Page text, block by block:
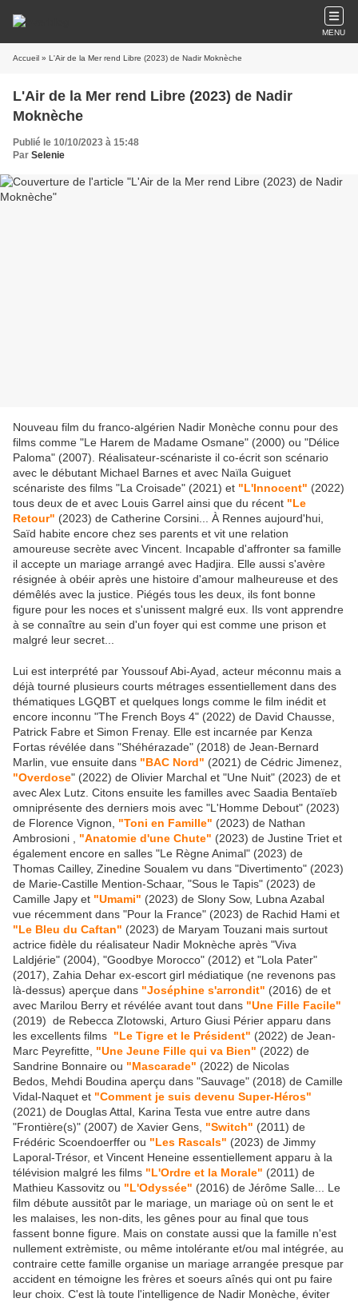
MENU
Accueil » L'Air de la Mer rend Libre (2023) de Nadir Moknèche
L'Air de la Mer rend Libre (2023) de Nadir
Moknèche
Publié le 10/10/2023 à 15:48
Par Selenie
Nouveau film du franco-algérien Nadir Monèche connu pour des
films comme "Le Harem de Madame Osmane" (2000) ou "Délice
Paloma" (2007). Réalisateur-scénariste il co-écrit son scénario
avec le débutant Michael Barnes et avec Naïla Guiguet
scénariste des films "La Croisade" (2021) et "L'Innocent" (2022)
tous deux de et avec Louis Garrel ainsi que du récent "Le
Retour" (2023) de Catherine Corsini... À Rennes aujourd'hui,
Saïd habite encore chez ses parents et vit une relation
amoureuse secrète avec Vincent. Incapable d'affronter sa famille
il accepte un mariage arrangé avec Hadjira. Elle aussi s'avère
résignée à obéir après une histoire d'amour malheureuse et des
démêlés avec la justice. Piégés tous les deux, ils font bonne
figure pour les noces et s'unissent malgré eux. Ils vont apprendre
à se connaître au sein d'un foyer qui est comme une prison et
malgré leur secret...
Lui est interprété par Youssouf Abi-Ayad, acteur méconnu mais a
déjà tourné plusieurs courts métrages essentiellement dans des
thématiques LGQBT et quelques longs comme le film inédit et
encore inconnu "The French Boys 4" (2022) de David Chausse,
Patrick Fabre et Simon Frenay. Elle est incarnée par Kenza
Fortas révélée dans "Shéhérazade" (2018) de Jean-Bernard
Marlin, vue ensuite dans "BAC Nord" (2021) de Cédric Jimenez,
"Overdose" (2022) de Olivier Marchal et "Une Nuit" (2023) de et
avec Alex Lutz. Citons ensuite les familles avec Saadia Bentaïeb
omniprésente des derniers mois avec "L'Homme Debout" (2023)
de Florence Vignon, "Toni en Famille" (2023) de Nathan
Ambrosioni , "Anatomie d'une Chute" (2023) de Justine Triet et
également encore en salles "Le Règne Animal" (2023) de
Thomas Cailley, Zinedine Soualem vu dans "Divertimento" (2023)
de Marie-Castille Mention-Schaar, "Sous le Tapis" (2023) de
Camille Japy et "Umami" (2023) de Slony Sow, Lubna Azabal
vue récemment dans "Pour la France" (2023) de Rachid Hami et
"Le Bleu du Caftan" (2023) de Maryam Touzani mais surtout
actrice fidèle du réalisateur Nadir Moknèche après "Viva
Laldjérie" (2004), "Goodbye Morocco" (2012) et "Lola Pater"
(2017), Zahia Dehar ex-escort girl médiatique (ne revenons pas
là-dessus) aperçue dans "Joséphine s'arrondit" (2016) de et
avec Marilou Berry et révélée avant tout dans "Une Fille Facile"
(2019) de Rebecca Zlotowski, Arturo Giusi Périer apparu dans
les excellents films "Le Tigre et le Président" (2022) de Jean-
Marc Peyrefitte, "Une Jeune Fille qui va Bien" (2022) de
Sandrine Bonnaire ou "Mascarade" (2022) de Nicolas
Bedos, Mehdi Boudina aperçu dans "Sauvage" (2018) de Camille
Vidal-Naquet et "Comment je suis devenu Super-Héros"
(2021) de Douglas Attal, Karina Testa vue entre autre dans
"Frontière(s)" (2007) de Xavier Gens, "Switch" (2011) de
Frédéric Scoendoerffer ou "Les Rascals" (2023) de Jimmy
Laporal-Trésor, et Vincent Heneine essentiellement apparu à la
télévision malgré les films "L'Ordre et la Morale" (2011) de
Mathieu Kassovitz ou "L'Odyssée" (2016) de Jérôme Salle... Le
film débute aussitôt par le mariage, un mariage où on sent le et
les malaises, les non-dits, les gênes pour au final que tous
fassent bonne figure. Mais on constate aussi que la famille n'est
nullement extrèmiste, ou même intolérante et/ou mal intégrée, au
contraire cette famille organise un mariage arrangée presque par
accident en témoigne les frères et soeurs aînés qui ont pu faire
leur choix. C'est là toute l'intelligence de Nadir Monèche, éviter